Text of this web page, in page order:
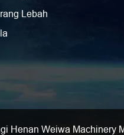
Lebah
Henan Weiwa Machinery